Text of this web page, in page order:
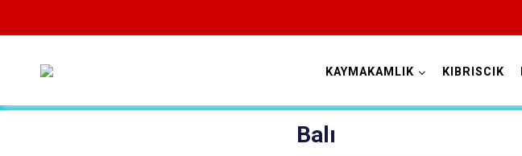
KAYMAKAMLIK KIBRISCIK
Balı